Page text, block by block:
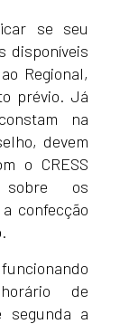
se seu
disponíveis
Regional,
prévio. Já
na
devem
o CRESS
sobre os
confecção
de
segunda a